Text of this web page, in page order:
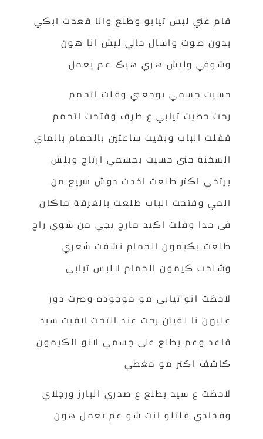
قام عني لبس تيابو وطلع وانا قعدت ابڪي
بدون صوت واسال حالي ليش انا هون
وشوفي وليش هري هيڪ عم يعمل
حسيت جسمي يوجعني وقلت اتحمم
رحت حطيت تيابي ع طرف وفتحت اتحمم
قفلت الباب وبقيت ساعتين بالحمام بالماي
السخنة حتى حسيت بجسمي ارتاح وبلش
يرتخي اڪتر طلعت اخدت دوش سريع من
المي وفتحت الباب طلعت بالغرفة ماڪان
في حدا وقلت اڪيد مارح يجي من شوي راح
طلعت بڪيمون الحمام نشفت شعري
وشلحت ڪيمون الحمام لالبس تيابي
لاحظت انو تيابي مو موجودة وصرت دور
عليهن نا لقيتن رحت عند التخت لاقيت سيد
قاعد وعم يطلع على جسمي لانو الڪيمون
ڪاشف اڪتر مو مغطي
لاحظت ع سيد يطلع ع صدري البارز ورجلاي
وفخاذي قلتلو انت شو عم تعمل هون